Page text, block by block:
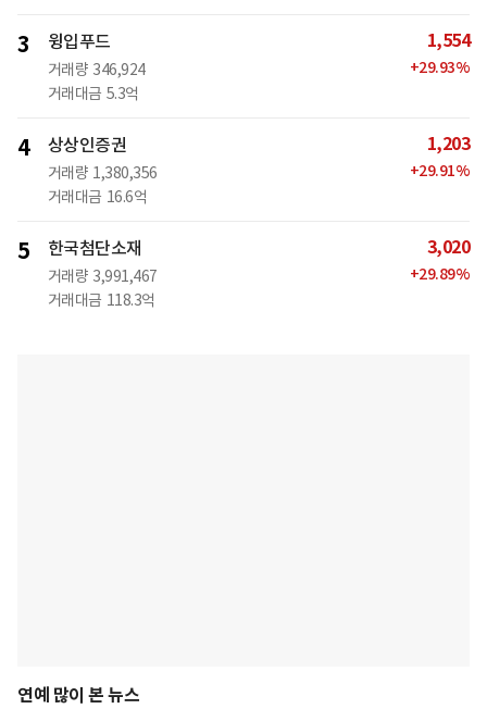
3 윙입푸드
거래량 346,924
거래대금 5.3억
1,554
+29.93%
4 상상인증권
거래량 1,380,356
거래대금 16.6억
1,203
+29.91%
5 한국첨단소재
거래량 3,991,467
거래대금 118.3억
3,020
+29.89%
연예 많이 본 뉴스